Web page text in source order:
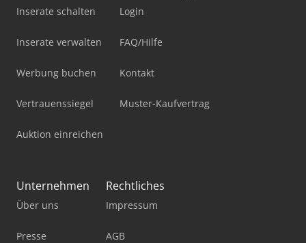
Inserate schalten
Inserate verwalten
Werbung buchen
Vertrauenssiegel
Auktion einreichen
Login
FAQ/Hilfe
Kontakt
Muster-Kaufvertrag
Unternehmen
Über uns
Presse
Rechtliches
Impressum
AGB